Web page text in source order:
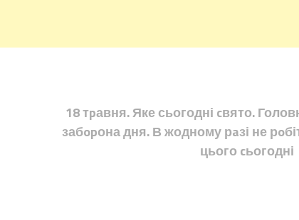
18 тpавня. Яке сьогодні cвято.
забopона дня. В жодному рaзі не
цього cьогодні